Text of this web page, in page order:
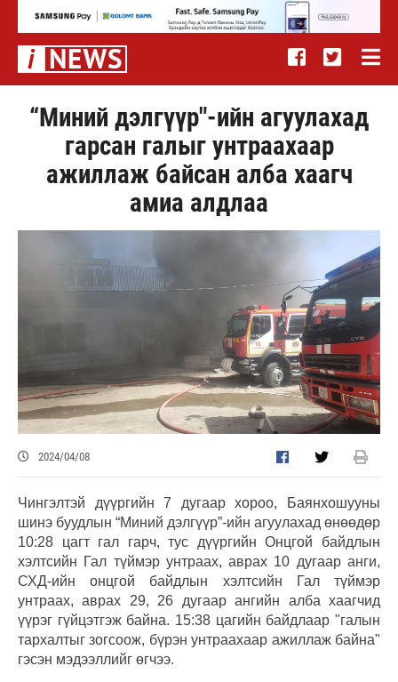
“Миний дэлгүүр"-ийн агуулахад
гарсан галыг унтраахаар
ажиллаж байсан алба хаагч
амиа алдлаа
2024/04/08
Чингэлтэй дүүргийн 7 дугаар хороо, Баянхошууны
шинэ буудлын “Миний дэлгүүр”-ийн агуулахад өнөөдөр
10:28 цагт гал гарч, тус дүүргийн Онцгой байдлын
хэлтсийн Гал түймэр унтраах, аврах 10 дугаар анги,
СХД-ийн онцгой байдлын хэлтсийн Гал түймэр
унтраах, аврах 29, 26 дугаар ангийн алба хаагчид
үүрэг гүйцэтгэж байна. 15:38 цагийн байдлаар "галын
тархалтыг зогсоож, бүрэн унтраахаар ажиллаж байна"
гэсэн мэдээллийг өгчээ.